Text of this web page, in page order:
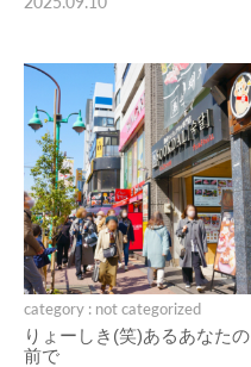
category : not categorized
りょーしき(笑)あるあなたの
前で